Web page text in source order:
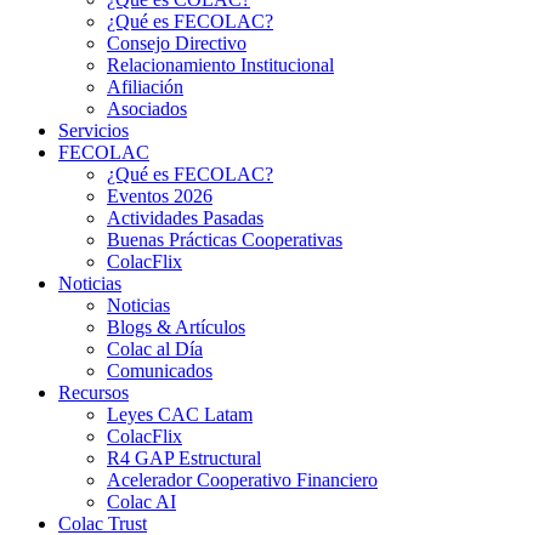
¿Qué es FECOLAC?
Consejo Directivo
Relacionamiento Institucional
Afiliación
Asociados
Servicios
FECOLAC
¿Qué es FECOLAC?
Eventos 2026
Actividades Pasadas
Buenas Prácticas Cooperativas
ColacFlix
Noticias
Noticias
Blogs & Artículos
Colac al Día
Comunicados
Recursos
Leyes CAC Latam
ColacFlix
R4 GAP Estructural
Acelerador Cooperativo Financiero
Colac AI
Colac Trust